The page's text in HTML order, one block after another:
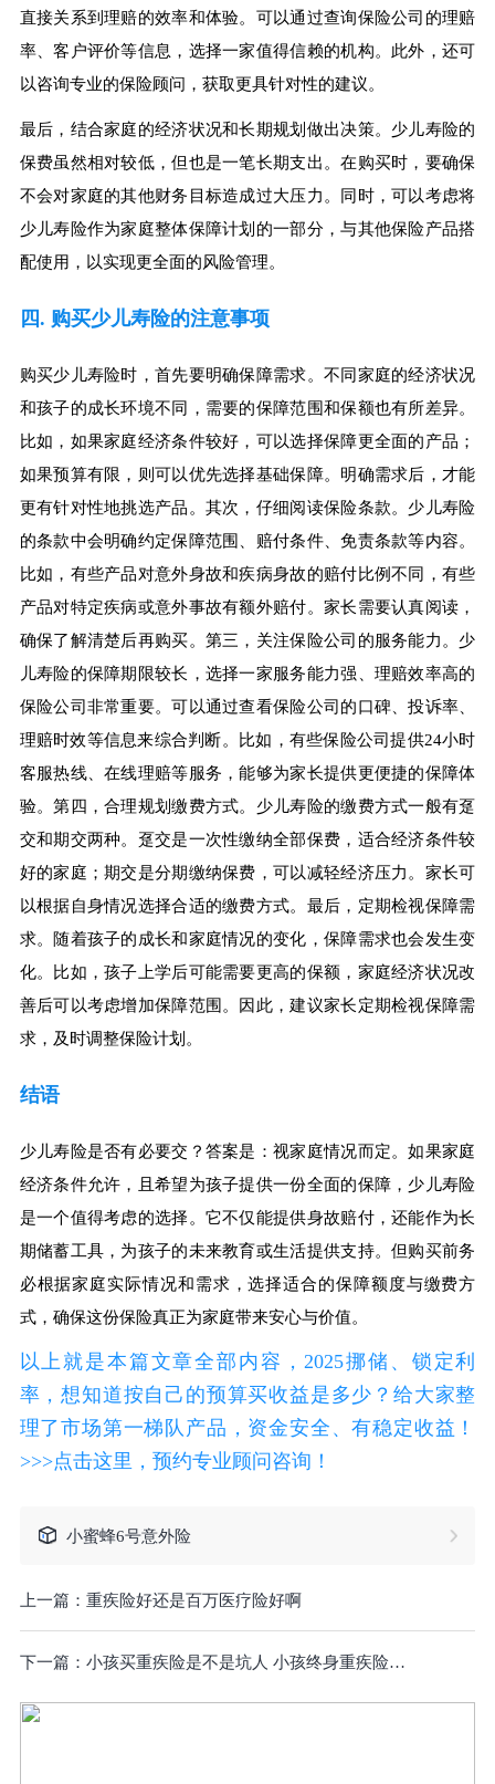
直接关系到理赔的效率和体验。可以通过查询保险公司的理赔
率、客户评价等信息，选择一家值得信赖的机构。此外，还可
以咨询专业的保险顾问，获取更具针对性的建议。
最后，结合家庭的经济状况和长期规划做出决策。少儿寿险的
保费虽然相对较低，但也是一笔长期支出。在购买时，要确保
不会对家庭的其他财务目标造成过大压力。同时，可以考虑将
少儿寿险作为家庭整体保障计划的一部分，与其他保险产品搭
配使用，以实现更全面的风险管理。
四. 购买少儿寿险的注意事项
购买少儿寿险时，首先要明确保障需求。不同家庭的经济状况
和孩子的成长环境不同，需要的保障范围和保额也有所差异。
比如，如果家庭经济条件较好，可以选择保障更全面的产品；
如果预算有限，则可以优先选择基础保障。明确需求后，才能
更有针对性地挑选产品。其次，仔细阅读保险条款。少儿寿险
的条款中会明确约定保障范围、赔付条件、免责条款等内容。
比如，有些产品对意外身故和疾病身故的赔付比例不同，有些
产品对特定疾病或意外事故有额外赔付。家长需要认真阅读，
确保了解清楚后再购买。第三，关注保险公司的服务能力。少
儿寿险的保障期限较长，选择一家服务能力强、理赔效率高的
保险公司非常重要。可以通过查看保险公司的口碑、投诉率、
理赔时效等信息来综合判断。比如，有些保险公司提供24小时
客服热线、在线理赔等服务，能够为家长提供更便捷的保障体
验。第四，合理规划缴费方式。少儿寿险的缴费方式一般有趸
交和期交两种。趸交是一次性缴纳全部保费，适合经济条件较
好的家庭；期交是分期缴纳保费，可以减轻经济压力。家长可
以根据自身情况选择合适的缴费方式。最后，定期检视保障需
求。随着孩子的成长和家庭情况的变化，保障需求也会发生变
化。比如，孩子上学后可能需要更高的保额，家庭经济状况改
善后可以考虑增加保障范围。因此，建议家长定期检视保障需
求，及时调整保险计划。
结语
少儿寿险是否有必要交？答案是：视家庭情况而定。如果家庭
经济条件允许，且希望为孩子提供一份全面的保障，少儿寿险
是一个值得考虑的选择。它不仅能提供身故赔付，还能作为长
期储蓄工具，为孩子的未来教育或生活提供支持。但购买前务
必根据家庭实际情况和需求，选择适合的保障额度与缴费方
式，确保这份保险真正为家庭带来安心与价值。
以上就是本篇文章全部内容，2025挪储、锁定利
率，想知道按自己的预算买收益是多少？给大家整
理了市场第一梯队产品，资金安全、有稳定收益！
>>>点击这里，预约专业顾问咨询！
小蜜蜂6号意外险
上一篇： 重疾险好还是百万医疗险好啊
下一篇： 小孩买重疾险是不是坑人 小孩终身重疾险退保